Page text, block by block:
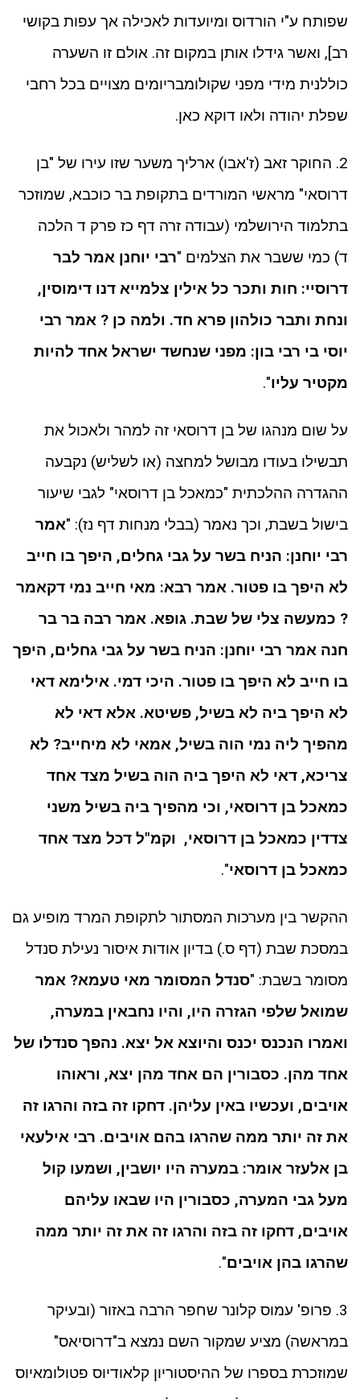
שפותח ע"י הורדוס ומיועדות לאכילה אך עפות בקושי
רב], ואשר גידלו אותן במקום זה. אולם זו השערה
כוללנית מידי מפני שקולומבריומים מצויים בכל רחבי
שפלת יהודה ולאו דוקא כאן.
2. החוקר זאב (ז'אבו) ארליך משער שזו עירו של "בן
דרוסאי" מראשי המורדים בתקופת בר כוכבא, שמוזכר
בתלמוד הירושלמי (עבודה זרה דף כז פרק ד הלכה
ד) כמי ששבר את הצלמים "רבי יוחנן אמר לבר
דרוסיי: חות ותכר כל אילין צלמייא דנו דימוסין,
ונחת ותבר כולהון פרא חד. ולמה כן ? אמר רבי
יוסי בי רבי בון: מפני שנחשד ישראל אחד להיות
מקטיר עליו".
על שום מנהגו של בן דרוסאי זה למהר ולאכול את
תבשילו בעודו מבושל למחצה (או לשליש) נקבעה
ההגדרה ההלכתית "כמאכל בן דרוסאי" לגבי שיעור
בישול בשבת, וכך נאמר (בבלי מנחות דף נז): "אמר
רבי יוחנן: הניח בשר על גבי גחלים, היפך בו חייב
לא היפך בו פטור. אמר רבא: מאי חייב נמי דקאמר
? כמעשה צלי של שבת. גופא. אמר רבה בר בר
חנה אמר רבי יוחנן: הניח בשר על גבי גחלים, היפך
בו חייב לא היפך בו פטור. היכי דמי. אילימא דאי
לא היפך ביה לא בשיל, פשיטא. אלא דאי לא
מהפיך ליה נמי הוה בשיל, אמאי לא מיחייב? לא
צריכא, דאי לא היפך ביה הוה בשיל מצד אחד
כמאכל בן דרוסאי, וכי מהפיך ביה בשיל משני
צדדין כמאכל בן דרוסאי, וקמ"ל דכל מצד אחד
כמאכל בן דרוסאי".
ההקשר בין מערכות המסתור לתקופת המרד מופיע גם
במסכת שבת (דף ס.) בדיון אודות איסור נעילת סנדל
מסומר בשבת: "סנדל המסומר מאי טעמא? אמר
שמואל שלפי הגזרה היו, והיו נחבאין במערה,
ואמרו הנכנס יכנס והיוצא אל יצא. נהפך סנדלו של
אחד מהן. כסבורין הם אחד מהן יצא, וראוהו
אויבים, ועכשיו באין עליהן. דחקו זה בזה והרגו זה
את זה יותר ממה שהרגו בהם אויבים. רבי אילעאי
בן אלעזר אומר: במערה היו יושבין, ושמעו קול
מעל גבי המערה, כסבורין היו שבאו עליהם
אויבים, דחקו זה בזה והרגו זה את זה יותר ממה
שהרגו בהן אויבים".
3. פרופ' עמוס קלונר שחפר הרבה באזור (ובעיקר
במראשה) מציע שמקור השם נמצא ב"דרוסיאס"
שמוזכרת בספרו של ההיסטוריון קלאודיוס פטולומאיוס